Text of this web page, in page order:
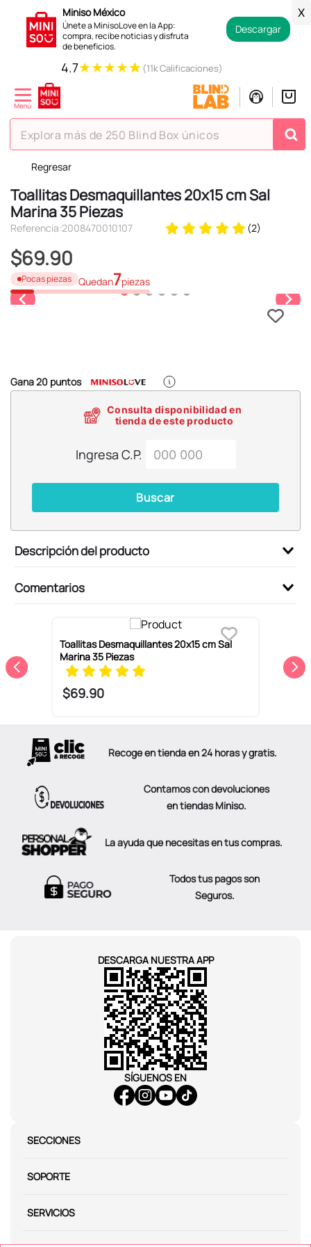
Miniso México
Únete a MinisoLove en la App:
compra, recibe noticias y disfruta
de beneficios.
Descargar
X
4.7★★★★★ (11k Calificaciones)
Explora más de 250 Blind Box únicos
Regresar
Toallitas Desmaquillantes 20x15 cm Sal
Marina 35 Piezas
Referencia:2008470010107 (2)
$69.90
Pocas piezas Quedan7piezas
Gana20 puntos
Consulta disponibilidad en
tienda de este producto
Ingresa C.P.
Buscar
Descripción del producto
Comentarios
Toallitas Desmaquillantes 20x15 cm Sal
Marina 35 Piezas
$69.90
Recoge en tienda en 24 horas y gratis.
Contamos con devoluciones
en tiendas Miniso.
La ayuda que necesitas en tus compras.
Todos tus pagos son
Seguros.
DESCARGA NUESTRA APP
SÍGUENOS EN
SECCIONES
SOPORTE
SERVICIOS
TÉRMINOS MÁS BUSCADOS
1.
hello kitty
2.
spiderman
4.
osito cariñosito
5.
blind box
9.
toy story